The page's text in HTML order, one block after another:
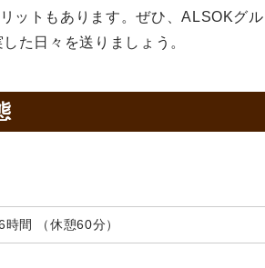
ットもあります。ぜひ、ALSOKグル
た日々を送りましょう。
間 （休憩60分）